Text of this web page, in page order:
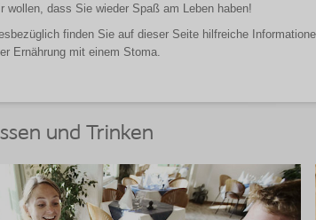
wollen, dass Sie wieder Spaß am Leben haben!
finden Sie auf dieser Seite hilfreiche
Ernährung mit einem Stoma.
und Trinken